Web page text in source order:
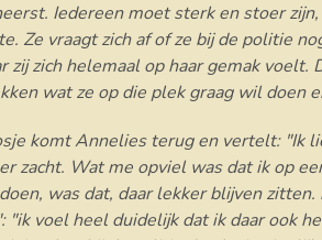
Iedereen moet sterk en stoer
Ze vraagt zich af of ze bij de politie
zij zich helemaal op haar gemak
wat ze op die plek graag wil doen
komt Annelies terug en vertelt: "Ik
zacht. Wat me opviel was dat ik op
was dat, daar lekker blijven
"ik voel heel duidelijk dat ik daar ook